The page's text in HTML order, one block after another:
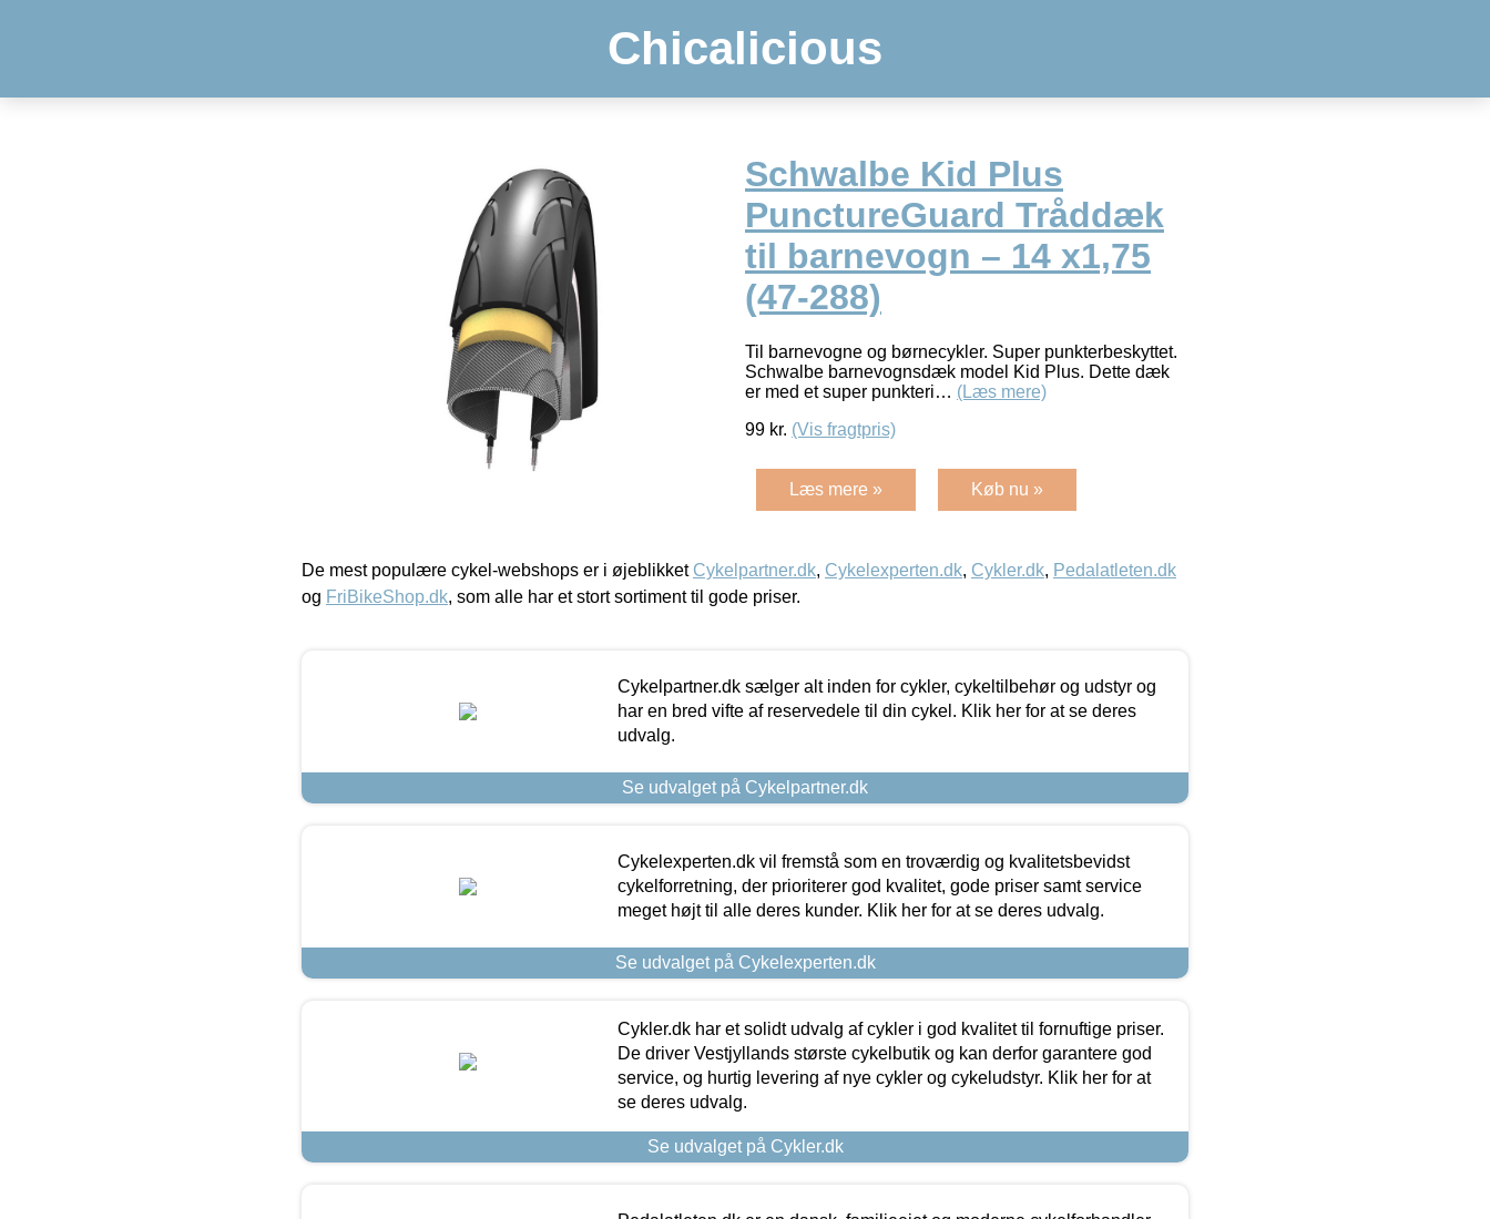
Chicalicious
Schwalbe Kid Plus
PunctureGuard Tråddæk
til barnevogn – 14 x1,75
(47-288)
Til barnevogne og børnecykler. Super punkterbeskyttet.
Schwalbe barnevognsdæk model Kid Plus. Dette dæk
er med et super punkteri… (Læs mere)
99 kr. (Vis fragtpris)
Læs mere » Køb nu »
De mest populære cykel-webshops er i øjeblikket Cykelpartner.dk, Cykelexperten.dk, Cykler.dk, Pedalatleten.dk
og FriBikeShop.dk, som alle har et stort sortiment til gode priser.
Cykelpartner.dk sælger alt inden for cykler, cykeltilbehør og udstyr og
har en bred vifte af reservedele til din cykel. Klik her for at se deres
udvalg.
Se udvalget på Cykelpartner.dk
Cykelexperten.dk vil fremstå som en troværdig og kvalitetsbevidst
cykelforretning, der prioriterer god kvalitet, gode priser samt service
meget højt til alle deres kunder. Klik her for at se deres udvalg.
Se udvalget på Cykelexperten.dk
Cykler.dk har et solidt udvalg af cykler i god kvalitet til fornuftige priser.
De driver Vestjyllands største cykelbutik og kan derfor garantere god
service, og hurtig levering af nye cykler og cykeludstyr. Klik her for at
se deres udvalg.
Se udvalget på Cykler.dk